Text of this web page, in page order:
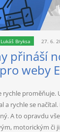
Lukáš Bryksa 27. 6.
přináší
weby
proměňuje.
a rychle se
A to opravdu
motorickým či